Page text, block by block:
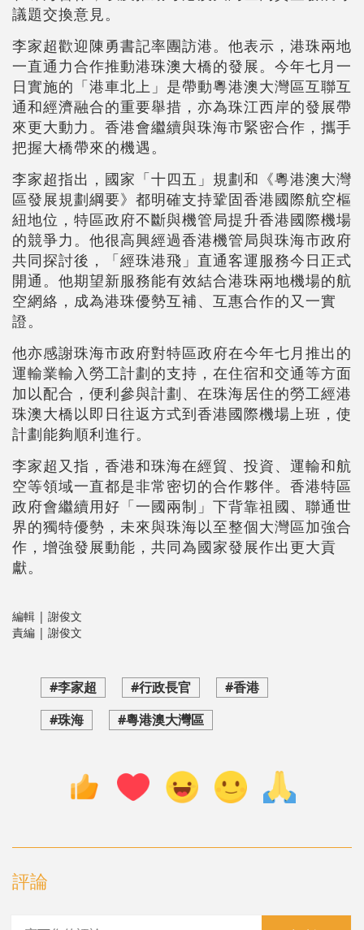
議題交換意見。
李家超歡迎陳勇書記率團訪港。他表示，港珠兩地
一直通力合作推動港珠澳大橋的發展。今年七月一
日實施的「港車北上」是帶動粵港澳大灣區互聯互
通和經濟融合的重要舉措，亦為珠江西岸的發展帶
來更大動力。香港會繼續與珠海市緊密合作，攜手
把握大橋帶來的機遇。
李家超指出，國家「十四五」規劃和《粵港澳大灣
區發展規劃綱要》都明確支持鞏固香港國際航空樞
紐地位，特區政府不斷與機管局提升香港國際機場
的競爭力。他很高興經過香港機管局與珠海市政府
共同探討後，「經珠港飛」直通客運服務今日正式
開通。他期望新服務能有效結合港珠兩地機場的航
空網絡，成為港珠優勢互補、互惠合作的又一實
證。
他亦感謝珠海市政府對特區政府在今年七月推出的
運輸業輸入勞工計劃的支持，在住宿和交通等方面
加以配合，便利參與計劃、在珠海居住的勞工經港
珠澳大橋以即日往返方式到香港國際機場上班，使
計劃能夠順利進行。
李家超又指，香港和珠海在經貿、投資、運輸和航
空等領域一直都是非常密切的合作夥伴。香港特區
政府會繼續用好「一國兩制」下背靠祖國、聯通世
界的獨特優勢，未來與珠海以至整個大灣區加強合
作，增強發展動能，共同為國家發展作出更大貢
獻。
編輯 | 謝俊文
責編 | 謝俊文
#李家超 #行政長官
#香港
#珠海
#粵港澳大灣區
評論